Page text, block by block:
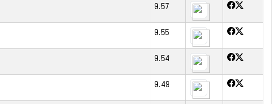
9.57
9.55
9.54
9.49